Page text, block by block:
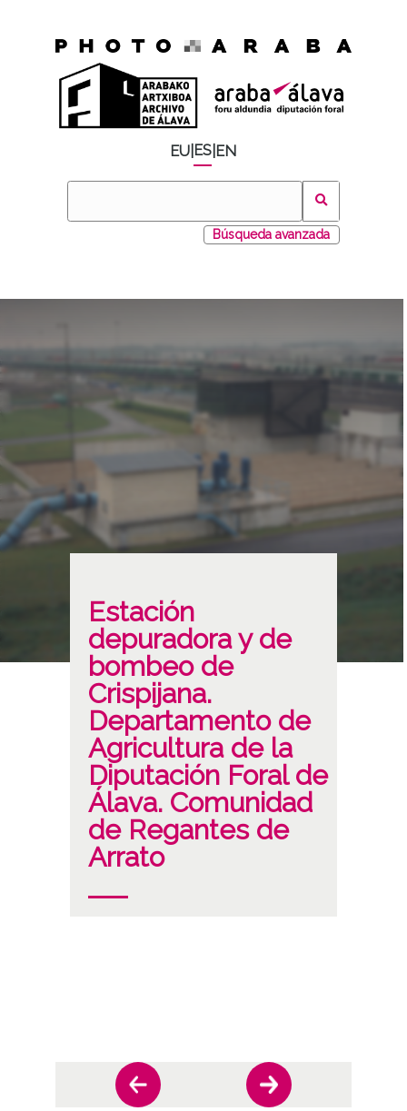
EU ES EN
Búsqueda avanzada
Estación
depuradora y de
bombeo de
Crispijana.
Departamento de
Agricultura de la
Diputación Foral de
Álava. Comunidad
de Regantes de
Arrato